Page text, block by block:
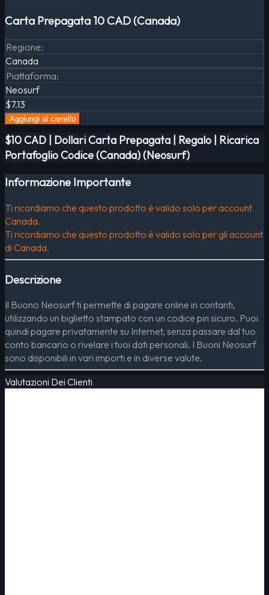
Carta Prepagata 10 CAD (Canada)
Regione:
Canada
Piattaforma:
Neosurf
$7.13
Aggiungi al carrello
$10 CAD | Dollari Carta Prepagata | Regalo | Ricarica
Portafoglio Codice (Canada) (Neosurf)
Informazione Importante
Ti ricordiamo che questo prodotto è valido solo per account
Canada.
Ti ricordiamo che questo prodotto è valido solo per gli account
di Canada.
Descrizione
Il Buono Neosurf ti permette di pagare online in contanti,
utilizzando un biglietto stampato con un codice pin sicuro. Puoi
quindi pagare privatamente su Internet, senza passare dal tuo
conto bancario o rivelare i tuoi dati personali. I Buoni Neosurf
sono disponibili in vari importi e in diverse valute.
Valutazioni Dei Clienti